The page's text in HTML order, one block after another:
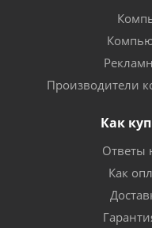
Производители
Как
Ответы
Как